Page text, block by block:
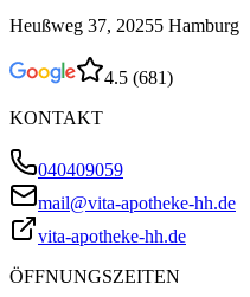
Heußweg 37, 20255 Hamburg
4.5 (681)
KONTAKT
040409059
mail@vita-apotheke-hh.de
vita-apotheke-hh.de
ÖFFNUNGSZEITEN